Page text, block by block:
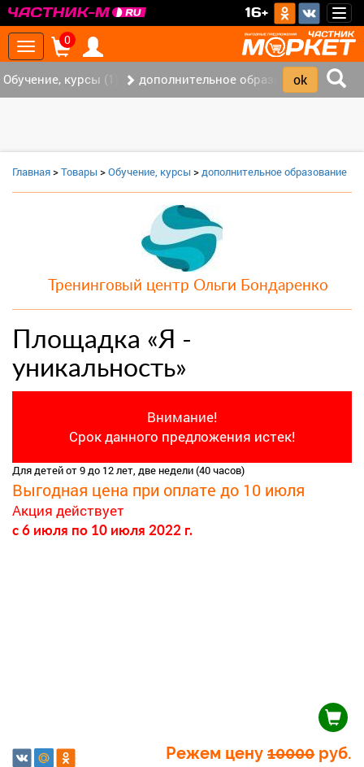
16+
Toggle
navigation
0
Обучение, курсы (1) дополнительное образование (0)
Главная>Товары >Обучение, курсы >дополнительное образование
Тренинговый центр Ольги Бондаренко
Площадка «Я -
уникальность»
Внимание!
Срок данного предложения истек!
Для детей от 9 до 12 лет, две недели (40 часов)
Выгодная цена при оплате до 10 июля
Акция действует
c 6 июля по 10 июля 2022 г.
Режем цену 10000 руб.